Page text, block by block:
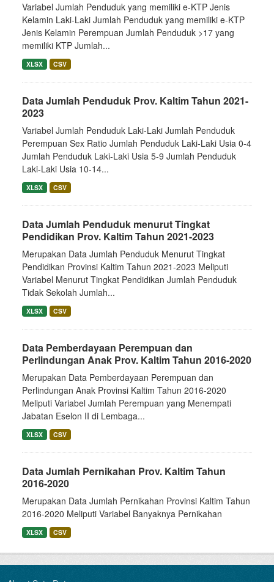
Variabel Jumlah Penduduk yang memiliki e-KTP Jenis
Kelamin Laki-Laki Jumlah Penduduk yang memiliki e-KTP
Jenis Kelamin Perempuan Jumlah Penduduk >17 yang
memiliki KTP Jumlah...
XLSX CSV
Data Jumlah Penduduk Prov. Kaltim Tahun 2021-
2023
Variabel Jumlah Penduduk Laki-Laki Jumlah Penduduk
Perempuan Sex Ratio Jumlah Penduduk Laki-Laki Usia 0-4
Jumlah Penduduk Laki-Laki Usia 5-9 Jumlah Penduduk
Laki-Laki Usia 10-14...
XLSX CSV
Data Jumlah Penduduk menurut Tingkat
Pendidikan Prov. Kaltim Tahun 2021-2023
Merupakan Data Jumlah Penduduk Menurut Tingkat
Pendidikan Provinsi Kaltim Tahun 2021-2023 Meliputi
Variabel Menurut Tingkat Pendidikan Jumlah Penduduk
Tidak Sekolah Jumlah...
XLSX CSV
Data Pemberdayaan Perempuan dan
Perlindungan Anak Prov. Kaltim Tahun 2016-2020
Merupakan Data Pemberdayaan Perempuan dan
Perlindungan Anak Provinsi Kaltim Tahun 2016-2020
Meliputi Variabel Jumlah Perempuan yang Menempati
Jabatan Eselon II di Lembaga...
XLSX CSV
Data Jumlah Pernikahan Prov. Kaltim Tahun
2016-2020
Merupakan Data Jumlah Pernikahan Provinsi Kaltim Tahun
2016-2020 Meliputi Variabel Banyaknya Pernikahan
XLSX CSV